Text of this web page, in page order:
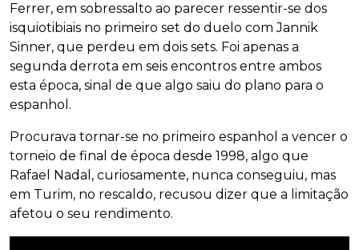
Ferrer, em sobressalto ao parecer ressentir-se dos
isquiotibiais no primeiro set do duelo com Jannik
Sinner, que perdeu em dois sets. Foi apenas a
segunda derrota em seis encontros entre ambos
esta época, sinal de que algo saiu do plano para o
espanhol.
Procurava tornar-se no primeiro espanhol a vencer o
torneio de final de época desde 1998, algo que
Rafael Nadal, curiosamente, nunca conseguiu, mas
em Turim, no rescaldo, recusou dizer que a limitação
afetou o seu rendimento.